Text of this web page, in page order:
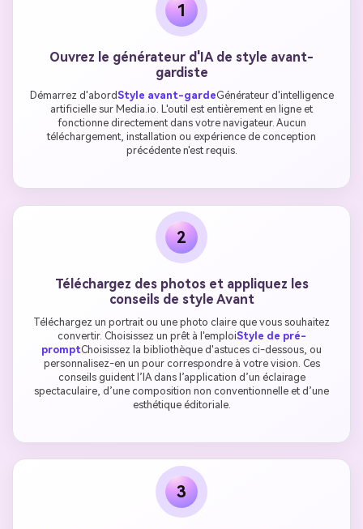
1
Ouvrez le générateur d'IA de style avant-
gardiste
Démarrez d'abordStyle avant-gardeGénérateur d'intelligence
artificielle sur Media.io. L'outil est entièrement en ligne et
fonctionne directement dans votre navigateur. Aucun
téléchargement, installation ou expérience de conception
précédente n'est requis.
2
Téléchargez des photos et appliquez les
conseils de style Avant
Téléchargez un portrait ou une photo claire que vous souhaitez
convertir. Choisissez un prêt à l'emploiStyle de pré-
promptChoisissez la bibliothèque d'astuces ci-dessous, ou
personnalisez-en un pour correspondre à votre vision. Ces
conseils guident l’IA dans l’application d’un éclairage
spectaculaire, d’une composition non conventionnelle et d’une
esthétique éditoriale.
3